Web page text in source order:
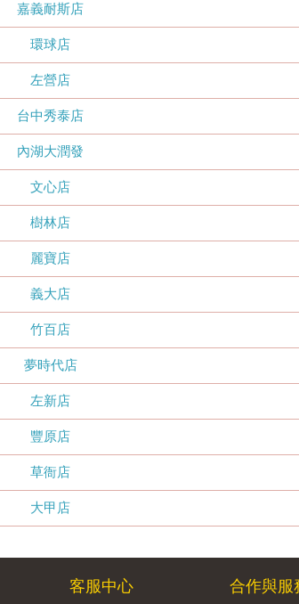
嘉義耐斯店
環球店
左營店
台中秀泰店
內湖大潤發
文心店
樹林店
麗寶店
義大店
竹百店
夢時代店
左新店
豐原店
草衙店
大甲店
客服中心 合作與服